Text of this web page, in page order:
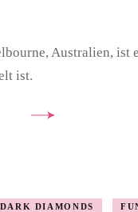
Australien, ist
ist.
DARK DIAMONDS